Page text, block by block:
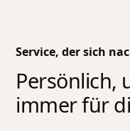
Service, der sich
Persönlich,
immer für